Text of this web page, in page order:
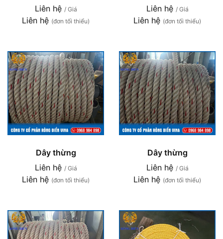
Liên hệ / Giá
Liên hệ (đơn tối thiểu)
Liên hệ / Giá
Liên hệ (đơn tối thiểu)
Dây thừng
Liên hệ / Giá
Liên hệ (đơn tối thiểu)
Dây thừng
Liên hệ / Giá
Liên hệ (đơn tối thiểu)